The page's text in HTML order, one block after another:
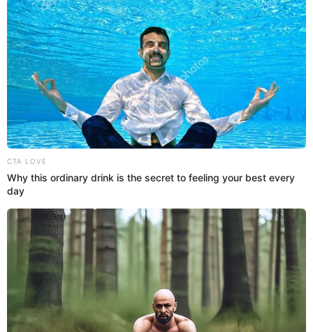
25 Ene 2026 | 12:02 h
¿Laura Huarcayo SERRUCHÓ a Rebeca Escribens?
Exponen LA VERDAD detrás de su ingreso a
'Mande Quien Mande': "No tenía idea..."